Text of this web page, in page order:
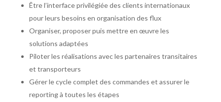
Être l’interface privilégiée des clients internationaux
pour leurs besoins en organisation des flux
Organiser, proposer puis mettre en œuvre les
solutions adaptées
Piloter les réalisations avec les partenaires transitaires
et transporteurs
Gérer le cycle complet des commandes et assurer le
reporting à toutes les étapes